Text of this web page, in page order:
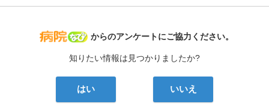
病院なび
からのアンケートにご協力ください。
知りたい情報は見つかりましたか?
はい いいえ